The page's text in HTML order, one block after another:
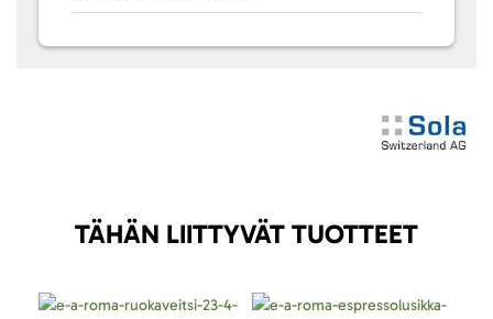
TÄHÄN LIITTYVÄT TUOTTEET